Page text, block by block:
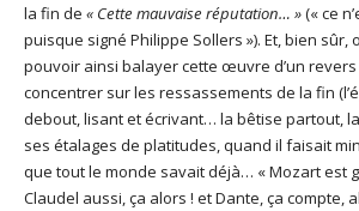
la fin de « Cette mauvaise réputation… »(« ce
puisque signé Philippe Sollers »). Et, bien sûr,
pouvoir ainsi balayer cette œuvre d’un revers
concentrer sur les ressassements de la fin
debout, lisant et écrivant… la bêtise partout,
ses étalages de platitudes, quand il faisait
que tout le monde savait déjà… « Mozart est
Claudel aussi, ça alors ! et Dante, ça compte,